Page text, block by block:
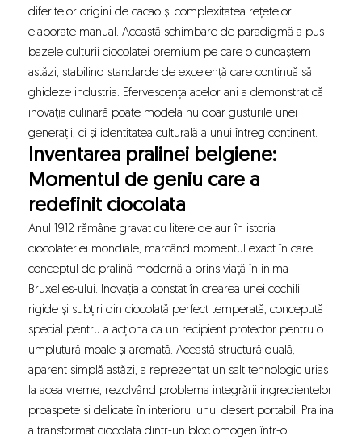
diferitelor origini de cacao și complexitatea rețetelor
elaborate manual. Această schimbare de paradigmă a pus
bazele culturii ciocolatei premium pe care o cunoaștem
astăzi, stabilind standarde de excelență care continuă să
ghideze industria. Efervescența acelor ani a demonstrat că
inovația culinară poate modela nu doar gusturile unei
generații, ci și identitatea culturală a unui întreg continent.
Inventarea pralinei belgiene:
Momentul de geniu care a
redefinit ciocolata
Anul 1912 rămâne gravat cu litere de aur în istoria
ciocolateriei mondiale, marcând momentul exact în care
conceptul de pralină modernă a prins viață în inima
Bruxelles-ului. Inovația a constat în crearea unei cochilii
rigide și subțiri din ciocolată perfect temperată, concepută
special pentru a acționa ca un recipient protector pentru o
umplutură moale și aromată. Această structură duală,
aparent simplă astăzi, a reprezentat un salt tehnologic uriaș
la acea vreme, rezolvând problema integrării ingredientelor
proaspete și delicate în interiorul unui desert portabil. Pralina
a transformat ciocolata dintr-un bloc omogen într-o